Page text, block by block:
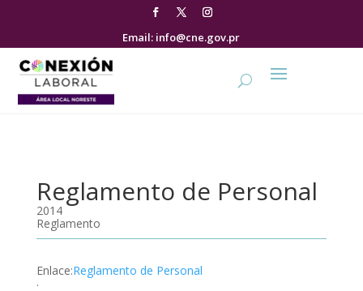
Email: info@cne.gov.pr
Reglamento de Personal
2014
Reglamento
Enlace:
.
Reglamento de Personal